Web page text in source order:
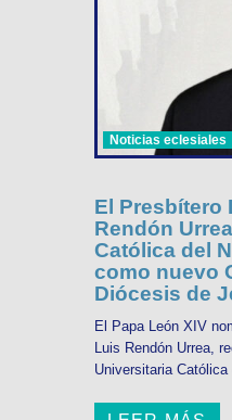
Noticias eclesiales
El Presbítero
Rendón
Católica del
como nuevo
Diócesis de
El Papa León XIV
Luis Rendón Urrea,
Universitaria